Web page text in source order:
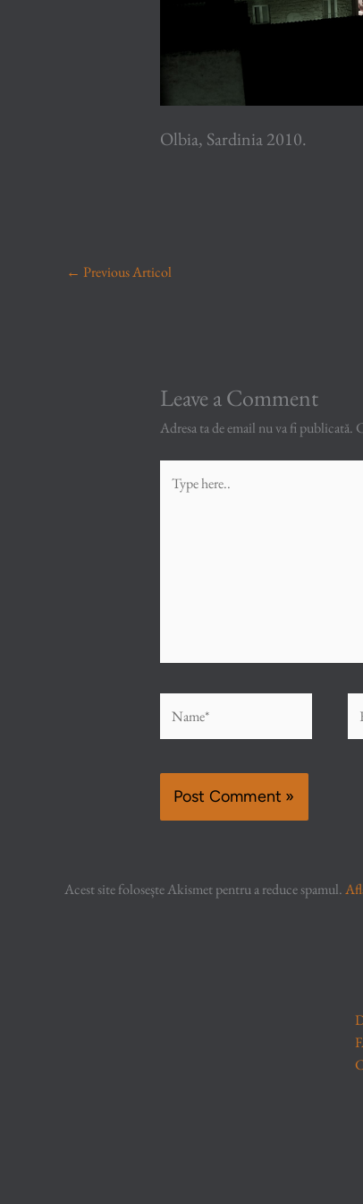
Olbia, Sardinia 2010.
← Previous Articol
Leave a Comment
Adresa ta de email nu va fi publicată.
here..
Acest site folosește Akismet pentru a reduce spamul.